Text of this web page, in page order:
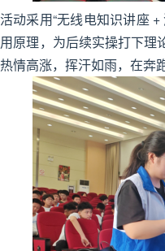
活动采用“无线电知识讲座
原理，为后续实操打下理
情高涨，挥汗如雨，在奔